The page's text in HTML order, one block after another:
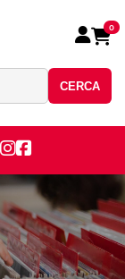
CERCA
0